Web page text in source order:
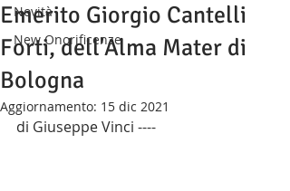
Novità
New Onorificenze
Emerito Giorgio Cantelli
Forti, dell'Alma Mater di
Bologna
Aggiornamento: 15 dic 2021
di Giuseppe Vinci ----